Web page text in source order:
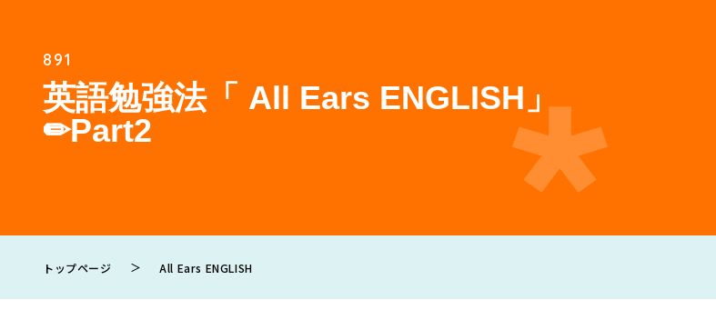
891
英語勉強法「 All Ears ENGLISH」
✏Part2
トップページ ＞ All Ears ENGLISH